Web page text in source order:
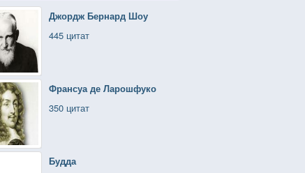
Джордж Бернард Шоу
445 цитат
Франсуа де Ларошфуко
350 цитат
Будда